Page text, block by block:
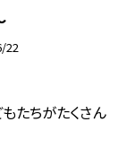
22
たちがたくさん